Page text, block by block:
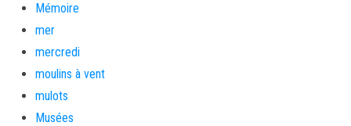
Mémoire
mer
mercredi
moulins à vent
mulots
Musées